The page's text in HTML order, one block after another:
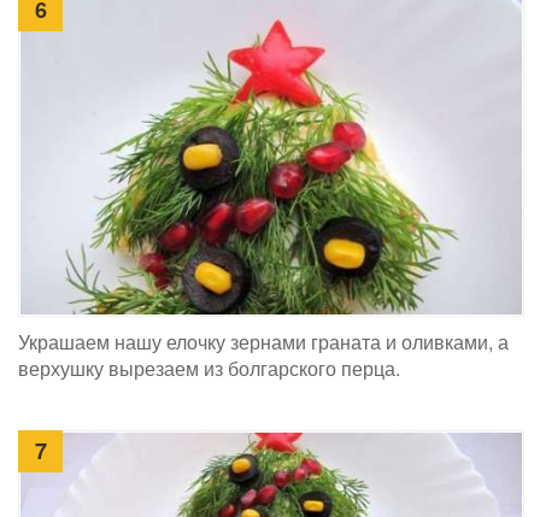
6
Украшаем нашу елочку зернами граната и оливками, а
верхушку вырезаем из болгарского перца.
7